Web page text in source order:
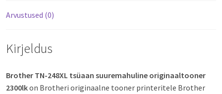
Arvustused (0)
Kirjeldus
Brother TN-248XL tsüaan suuremahuline originaaltooner
2300lkon Brotheri originaalne tooner printeritele Brother